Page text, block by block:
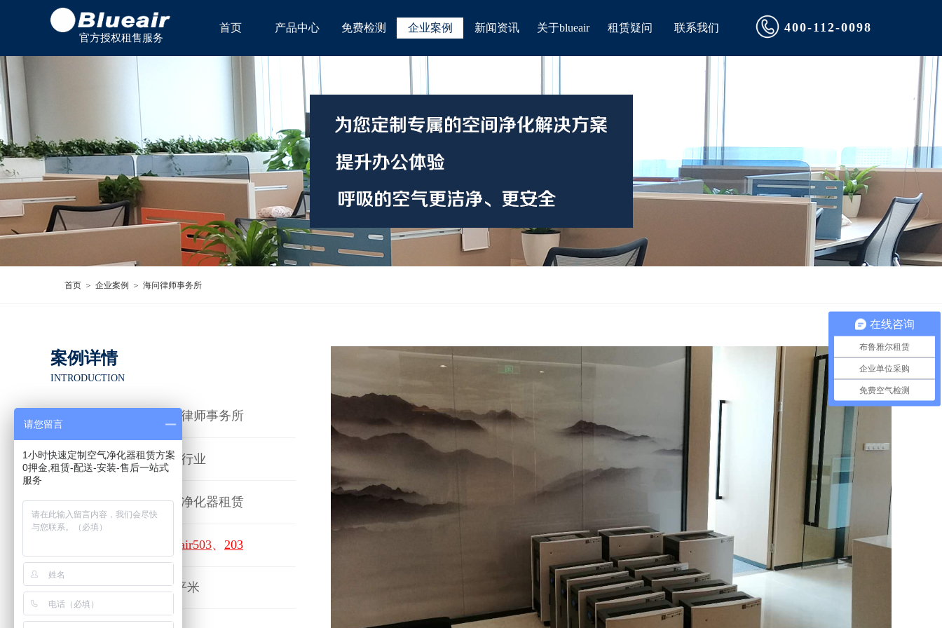
首页 ＞ 企业案例 ＞ 海问律师事务所
案例详情
INTRODUCTION
海问律师事务所
所属行业 律师行业
空气净化器租赁
服务项目
Blueair503、 203
516平米
净化面积
400-112-0098
首页 产品中心 免费检测 企业案例 新闻资讯 关于blueair 租赁疑问 联系我们
官方授权租售服务
在线咨询
布鲁雅尔租赁
企业单位采购
免费空气检测
请您留言
1小时快速定制空气净化器租赁方案
0押金,租赁-配送-安装-售后一站式
服务